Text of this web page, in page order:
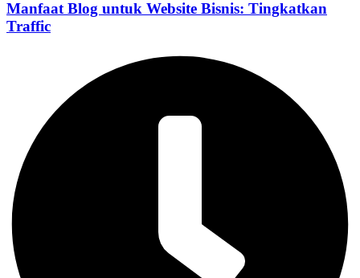
Manfaat Blog untuk Website Bisnis: Tingkatkan
Traffic